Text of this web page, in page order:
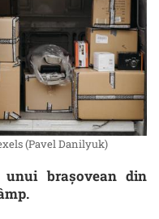
(Pavel Danilyuk)
brașovean din